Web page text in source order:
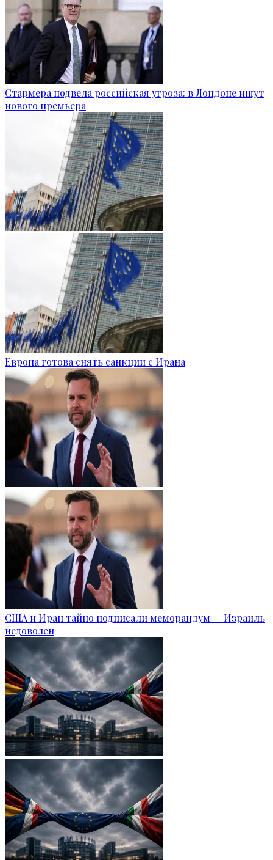
Стармера подвела российская угроза: в Лондоне ищут
нового премьера
Европа готова снять санкции с Ирана
США и Иран тайно подписали меморандум — Израиль
недоволен